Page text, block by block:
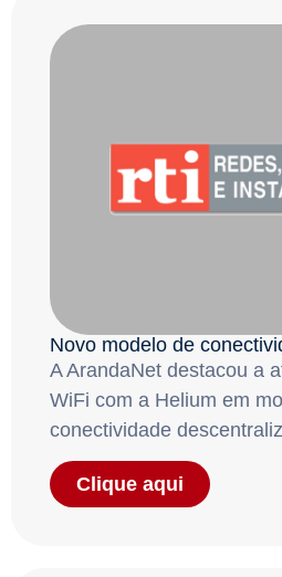
Novo modelo de
A ArandaNet destacou a
WiFi com a Helium em
conectividade
Clique aqui